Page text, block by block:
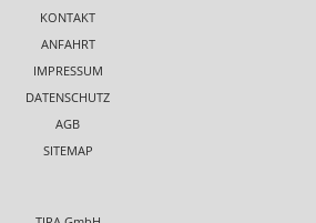
KONTAKT
ANFAHRT
IMPRESSUM
DATENSCHUTZ
AGB
SITEMAP